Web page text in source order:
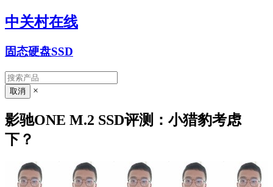
中关村在线
固态硬盘SSD
×
影驰ONE M.2 SSD评测：小猎豹考虑
下？